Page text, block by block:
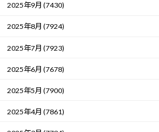
2025年9月 (7430)
2025年8月 (7924)
2025年7月 (7923)
2025年6月 (7678)
2025年5月 (7900)
2025年4月 (7861)